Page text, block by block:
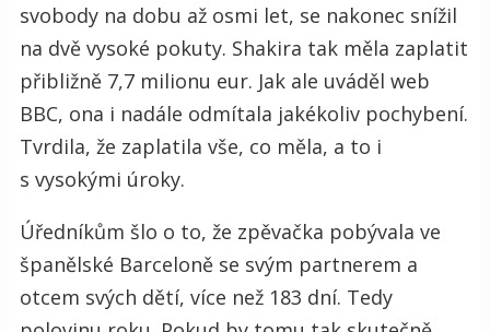
svobody na dobu až osmi let, se nakonec snížil
na dvě vysoké pokuty. Shakira tak měla zaplatit
přibližně 7,7 milionu eur. Jak ale uváděl web
BBC, ona i nadále odmítala jakékoliv pochybení.
Tvrdila, že zaplatila vše, co měla, a to i
s vysokými úroky.
Úředníkům šlo o to, že zpěvačka pobývala ve
španělské Barceloně se svým partnerem a
otcem svých dětí, více než 183 dní. Tedy